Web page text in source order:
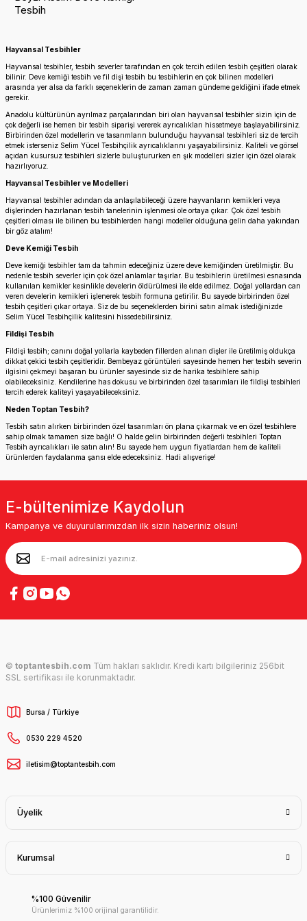
Tesbih
Hayvansal Tesbihler
Hayvansal tesbihler, tesbih severler tarafından en çok tercih edilen tesbih çeşitleri olarak
bilinir. Deve kemiği tesbih ve fil dişi tesbih bu tesbihlerin en çok bilinen modelleri
arasında yer alsa da farklı seçeneklerin de zaman zaman gündeme geldiğini ifade etmek
gerekir.
Anadolu kültürünün ayrılmaz parçalarından biri olan hayvansal tesbihler sizin için de
çok değerli ise hemen bir tesbih siparişi vererek ayrıcalıkları hissetmeye başlayabilirsiniz.
Birbirinden özel modellerin ve tasarımların bulunduğu hayvansal tesbihleri siz de tercih
etmek isterseniz Selim Yücel Tesbihçilik ayrıcalıklarını yaşayabilirsiniz. Kaliteli ve görsel
açıdan kusursuz tesbihleri sizlerle buluştururken en şık modelleri sizler için özel olarak
hazırlıyoruz.
Hayvansal Tesbihler ve Modelleri
Hayvansal tesbihler adından da anlaşılabileceği üzere hayvanların kemikleri veya
dişlerinden hazırlanan tesbih tanelerinin işlenmesi ole ortaya çıkar. Çok özel tesbih
çeşitleri olması ile bilinen bu tesbihlerden hangi modeller olduğuna gelin daha yakından
bir göz atalım!
Deve Kemiği Tesbih
Deve kemiği tesbihler tam da tahmin edeceğiniz üzere deve kemiğinden üretilmiştir. Bu
nedenle tesbih severler için çok özel anlamlar taşırlar. Bu tesbihlerin üretilmesi esnasında
kullanılan kemikler kesinlikle develerin öldürülmesi ile elde edilmez. Doğal yollardan can
veren develerin kemikleri işlenerek tesbih formuna getirilir. Bu sayede birbirinden özel
tesbih çeşitleri çıkar ortaya. Siz de bu seçeneklerden birini satın almak istediğinizde
Selim Yücel Tesbihçilik kalitesini hissedebilirsiniz.
Fildişi Tesbih
Fildişi tesbih; canını doğal yollarla kaybeden fillerden alınan dişler ile üretilmiş oldukça
dikkat çekici tesbih çeşitleridir. Bembeyaz görüntüleri sayesinde hemen her tesbih severin
ilgisini çekmeyi başaran bu ürünler sayesinde siz de harika tesbihlere sahip
olabileceksiniz. Kendilerine has dokusu ve birbirinden özel tasarımları ile fildişi tesbihleri
tercih ederek kaliteyi yaşayabileceksiniz.
Neden Toptan Tesbih?
Tesbih satın alırken birbirinden özel tasarımları ön plana çıkarmak ve en özel tesbihlere
sahip olmak tamamen size bağlı! O halde gelin birbirinden değerli tesbihleri Toptan
Tesbih ayrıcalıkları ile satın alın! Bu sayede hem uygun fiyatlardan hem de kaliteli
ürünlerden faydalanma şansı elde edeceksiniz. Hadi alışverişe!
E-bültenimize Kaydolun
Kampanya ve duyurularımızdan ilk sizin haberiniz olsun!
© toptantesbih.com Tüm hakları saklıdır. Kredi kartı bilgileriniz 256bit
SSL sertifikası ile korunmaktadır.
Bursa / Türkiye
0530 229 4520
iletisim@toptantesbih.com
Üyelik
Kurumsal
%100 Güvenilir
Ürünlerimiz %100 orijinal garantilidir.